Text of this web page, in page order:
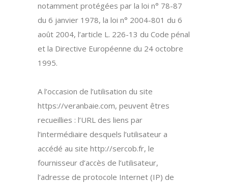
notamment protégées par la loi n° 78-87
du 6 janvier 1978, la loi n° 2004-801 du 6
août 2004, l’article L. 226-13 du Code pénal
et la Directive Européenne du 24 octobre
1995.
A l’occasion de l’utilisation du site
https://veranbaie.com, peuvent êtres
recueillies : l’URL des liens par
l’intermédiaire desquels l’utilisateur a
accédé au site http://sercob.fr, le
fournisseur d’accès de l’utilisateur,
l’adresse de protocole Internet (IP) de